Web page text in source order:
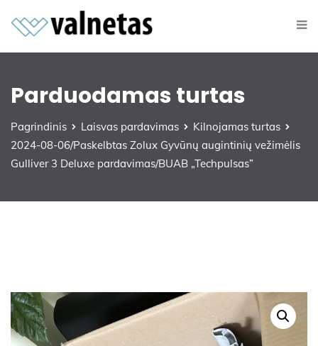
Parduodamas turtas
Pagrindinis Laisvas pardavimas
Kilnojamas turtas
2024-08-06/Paskelbtas Zolux Gyvūnų augintinių vežimėlis
Gulliver 3 Deluxe pardavimas/BUAB „Techpulsas”